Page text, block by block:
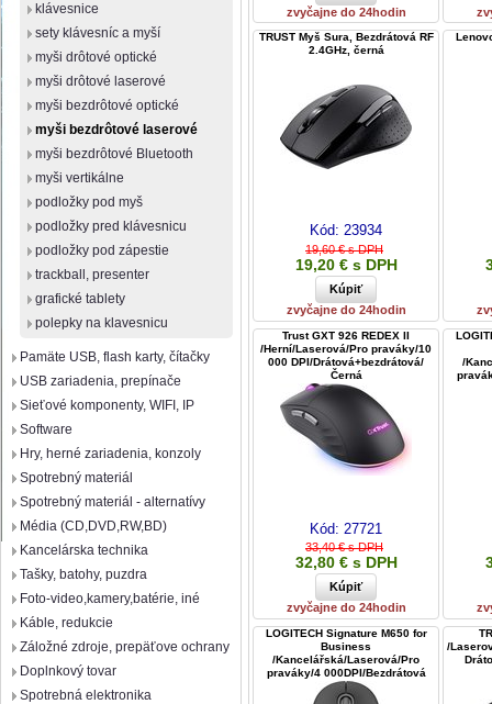
klávesnice
sety klávesníc a myší
myši drôtové optické
myši drôtové laserové
myši bezdrôtové optické
myši bezdrôtové laserové
myši bezdrôtové Bluetooth
myši vertikálne
podložky pod myš
podložky pred klávesnicu
podložky pod zápestie
trackball, presenter
grafické tablety
polepky na klavesnicu
Pamäte USB, flash karty, čítačky
USB zariadenia, prepínače
Sieťové komponenty, WIFI, IP
Software
Hry, herné zariadenia, konzoly
Spotrebný materiál
Spotrebný materiál - alternatívy
Média (CD,DVD,RW,BD)
Kancelárska technika
Tašky, batohy, puzdra
Foto-video,kamery,batérie, iné
Káble, redukcie
Záložné zdroje, prepäťove ochrany
Doplnkový tovar
Spotrebná elektronika
zvyčajne do 24hodin
TRUST Myš Sura, Bezdrátová RF
2.4GHz, černá
Kód: 23934
19,60 € s DPH
19,20 € s DPH
zvyčajne do 24hodin
Trust GXT 926 REDEX II
/Herní/Laserová/Pro praváky/10
000 DPI/Drátová+bezdrátová/
Černá
Kód: 27721
33,40 € s DPH
32,80 € s DPH
zvyčajne do 24hodin
/
LOGITECH Signature M650 for
Business
/Kancelářská/Laserová/Pro
praváky/4 000DPI/Bezdrátová
USB + Blue
/